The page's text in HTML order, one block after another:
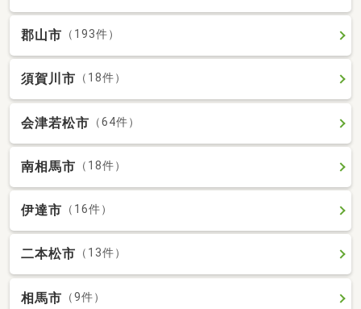
郡山市 （193件）
須賀川市 （18件）
会津若松市 （64件）
南相馬市 （18件）
伊達市 （16件）
二本松市 （13件）
相馬市 （9件）